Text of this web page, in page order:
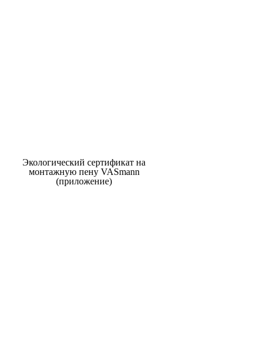
Экологический сертификат на
монтажную пену VASmann
(приложение)